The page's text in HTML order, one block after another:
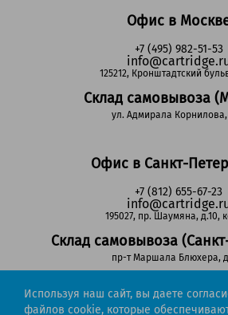
Офис в
+7 (495) 982-51-53
125212, Кронштадтский
Склад самовывоза
ул. Адмирала Корнилова,
Офис в Санкт-
+7 (812) 655-67-23
195027, пр. Шаумяна, д.10,
Склад самовывоза
пр-т Маршала Блюхера,
Регионы РФ
Используя наш сайт, вы даете
файлов cookie, которые